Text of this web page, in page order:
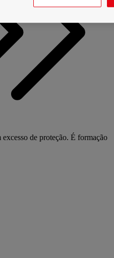
de proteção. É formação